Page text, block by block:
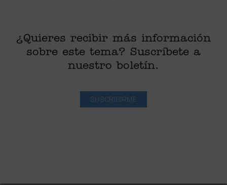
¿Quieres recibir más información
sobre este tema? Suscríbete a
nuestro boletín.
SUSCRIBIRME